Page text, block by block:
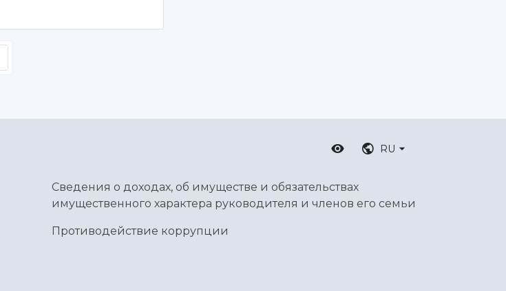
RU
Сведения о доходах, об имуществе и обязательствах
имущественного характера руководителя и членов его семьи
Противодействие коррупции